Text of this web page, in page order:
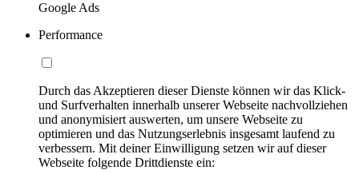
Google Ads
Performance
Durch das Akzeptieren dieser Dienste können wir das Klick-
und Surfverhalten innerhalb unserer Webseite nachvollziehen
und anonymisiert auswerten, um unsere Webseite zu
optimieren und das Nutzungserlebnis insgesamt laufend zu
verbessern. Mit deiner Einwilligung setzen wir auf dieser
Webseite folgende Drittdienste ein: